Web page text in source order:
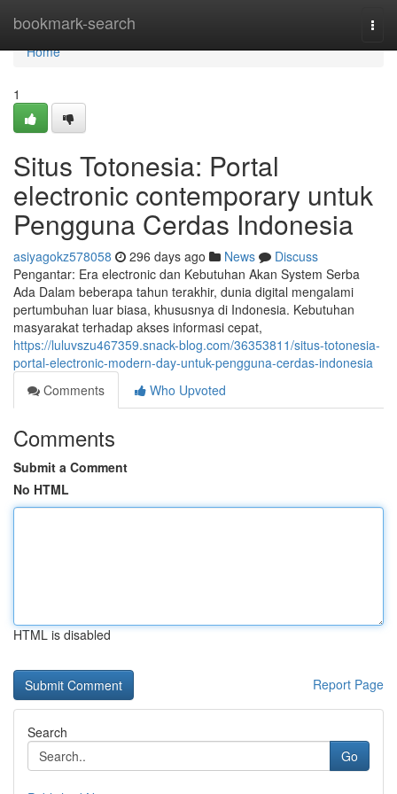
bookmark-search
Home
Home
1
Situs Totonesia: Portal
electronic contemporary untuk
Pengguna Cerdas Indonesia
asiyagokz578058 296 days ago News
Discuss
Pengantar: Era electronic dan Kebutuhan Akan System Serba
Ada Dalam beberapa tahun terakhir, dunia digital mengalami
pertumbuhan luar biasa, khususnya di Indonesia. Kebutuhan
masyarakat terhadap akses informasi cepat,
https://luluvszu467359.snack-blog.com/36353811/situs-totonesia-
portal-electronic-modern-day-untuk-pengguna-cerdas-indonesia
Comments
Who Upvoted
Comments
Submit a Comment
No HTML
HTML is disabled
Report Page
Search
Go